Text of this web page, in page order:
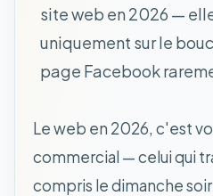
site web en 2026 —
uniquement sur le
page Facebook
Le web en 2026, c'est
commercial — celui qui
compris le dimanche